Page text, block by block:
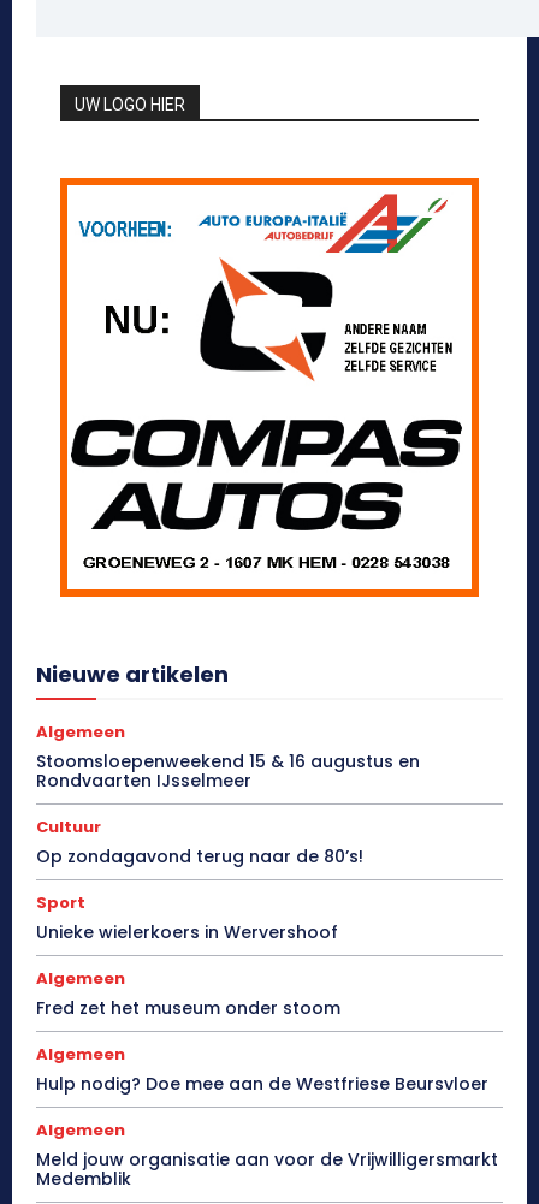
UW LOGO HIER
Nieuwe artikelen
Algemeen
Stoomsloepenweekend 15 & 16 augustus en
Rondvaarten IJsselmeer
Cultuur
Op zondagavond terug naar de 80’s!
Sport
Unieke wielerkoers in Wervershoof
Algemeen
Fred zet het museum onder stoom
Algemeen
Hulp nodig? Doe mee aan de Westfriese Beursvloer
Algemeen
Meld jouw organisatie aan voor de Vrijwilligersmarkt
Medemblik